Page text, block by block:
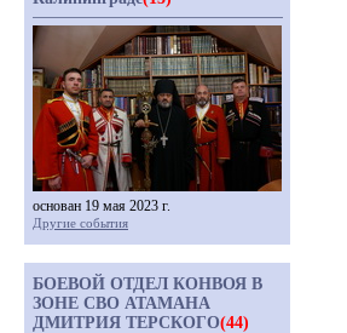
основан 19 мая 2023 г.
Другие события
БОЕВОЙ ОТДЕЛ КОНВОЯ В
ЗОНЕ СВО АТАМАНА
ДМИТРИЯ ТЕРСКОГО(44)